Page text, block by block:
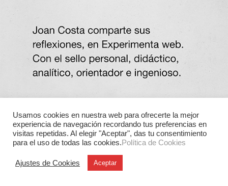
Usamos cookies en nuestra web para ofrecerte la mejor
experiencia de navegación recordando tus preferencias en
visitas repetidas. Al elegir "Aceptar", das tu consentimiento
para el uso de todas las cookies.Política de Cookies
Ajustes de Cookies Aceptar